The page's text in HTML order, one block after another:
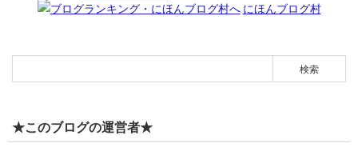
にほんブログ村
★このブログの運営者★